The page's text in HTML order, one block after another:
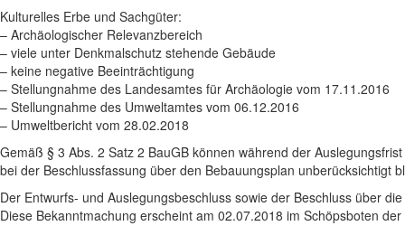
Kulturelles Erbe und Sachgüter:
– Archäologischer Relevanzbereich
– viele unter Denkmalschutz stehende Gebäude
– keine negative Beeinträchtigung
– Stellungnahme des Landesamtes für Archäologie vom 17.11.2016
– Stellungnahme des Umweltamtes vom 06.12.2016
– Umweltbericht vom 28.02.2018
Gemäß § 3 Abs. 2 Satz 2 BauGB können während der
bei der Beschlussfassung über den Bebauungsplan unberücksichtigt
Der Entwurfs- und Auslegungsbeschluss sowie der Beschluss über
Diese Bekanntmachung erscheint am 02.07.2018 im Schöpsboten